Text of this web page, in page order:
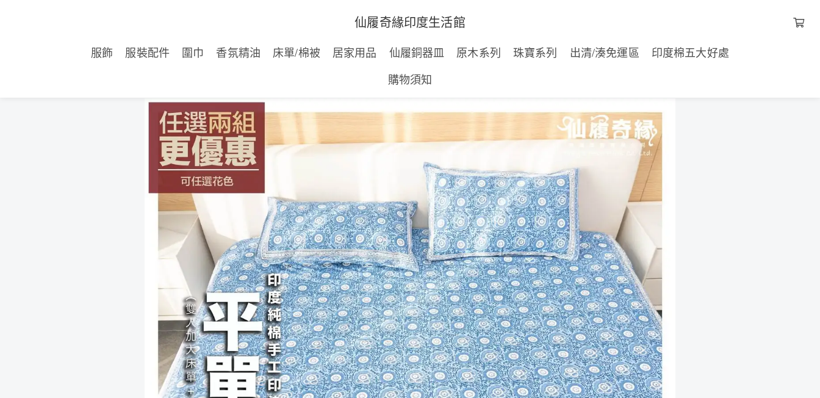
仙履奇緣印度生活館
服飾 服裝配件 圍巾 香氛精油 床單/棉被 居家用品 仙履銅器皿 原木系列 珠寶系列 出清/湊免運區
印度棉五大好處
購物須知
📢📢重要提醒:下單後將訂單號碼私訊仙履LINE將可獲得印度經典線香一小盒（8支）喔📢📢